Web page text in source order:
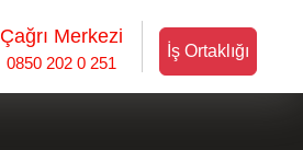
Çağrı Merkezi
0850 202 0 251
İş Ortaklığı